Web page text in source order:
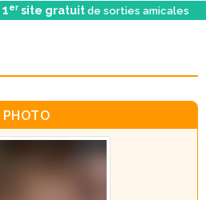
1er site gratuit de sorties amicales
PHOTO